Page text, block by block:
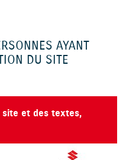
AYANT
DU SITE
site et des textes,